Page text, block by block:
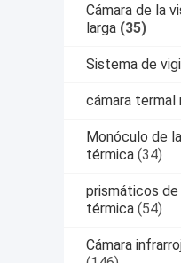
Cámara de la
larga (35)
Sistema de
cámara termal
Monóculo de
térmica (34)
prismáticos
térmica (54)
Cámara